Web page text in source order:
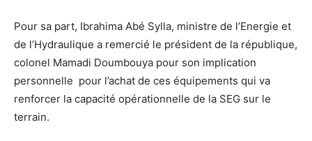
Pour sa part, Ibrahima Abé Sylla, ministre de l’Energie et
de l’Hydraulique a remercié le président de la république,
colonel Mamadi Doumbouya pour son implication
personnelle pour l’achat de ces équipements qui va
renforcer la capacité opérationnelle de la SEG sur le
terrain.